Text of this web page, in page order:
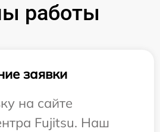
работы
заявки
на сайте
Fujitsu. Наш